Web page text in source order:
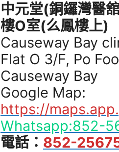
中元堂(銅鑼灣醫
樓O室(么鳳樓上)
Causeway Bay
Flat O 3/F, Po
Causeway Bay
Google Map:
https://
Whatsapp:852-
電話： 852-